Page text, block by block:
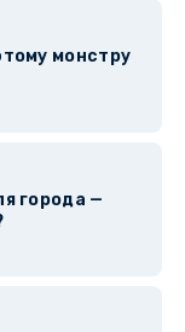
монстру
города —